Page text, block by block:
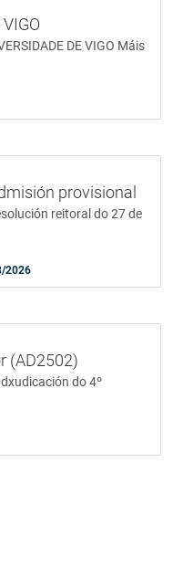
DE VIGO Máis
provisional
reitoral do 27 de
2026
(AD2502)
do 4º